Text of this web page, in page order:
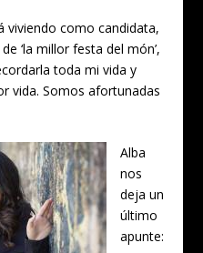
viviendo como candidata,
‘la millor festa del món’,
toda mi vida y
vida. Somos afortunadas
Alba
nos
deja un
último
apunte: